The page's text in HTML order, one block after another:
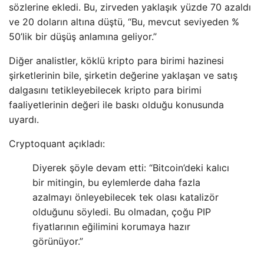
sözlerine ekledi. Bu, zirveden yaklaşık yüzde 70 azaldı
ve 20 doların altına düştü, “Bu, mevcut seviyeden %
50’lik bir düşüş anlamına geliyor.”
Diğer analistler, köklü kripto para birimi hazinesi
şirketlerinin bile, şirketin değerine yaklaşan ve satış
dalgasını tetikleyebilecek kripto para birimi
faaliyetlerinin değeri ile baskı olduğu konusunda
uyardı.
Cryptoquant açıkladı:
Diyerek şöyle devam etti: “Bitcoin’deki kalıcı
bir mitingin, bu eylemlerde daha fazla
azalmayı önleyebilecek tek olası katalizör
olduğunu söyledi. Bu olmadan, çoğu PIP
fiyatlarının eğilimini korumaya hazır
görünüyor.”